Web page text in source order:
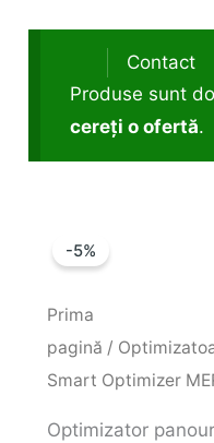
Contact
Produse sunt
cereți o ofertă.
-5%
Prima
pagină /
Smart Optimizer
Optimizator